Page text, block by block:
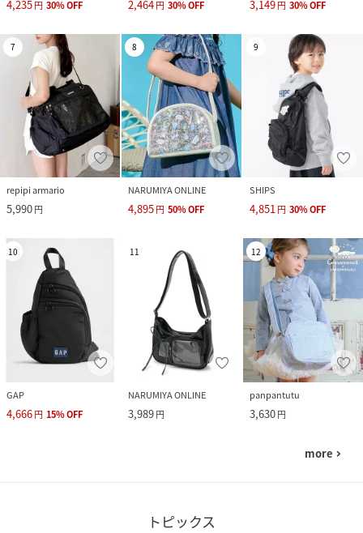
4,235円 30%OFF 2,464円 30%OFF 3,149円 30%OFF
7
repipi armario
5,990円
8
NARUMIYA ONLINE
4,895円 50%OFF
9
SHIPS
4,851円 30%OFF
10
GAP
4,666円 15%OFF
11
NARUMIYA ONLINE
3,989円
12
panpantutu
3,630円
more navigate_next
トピックス